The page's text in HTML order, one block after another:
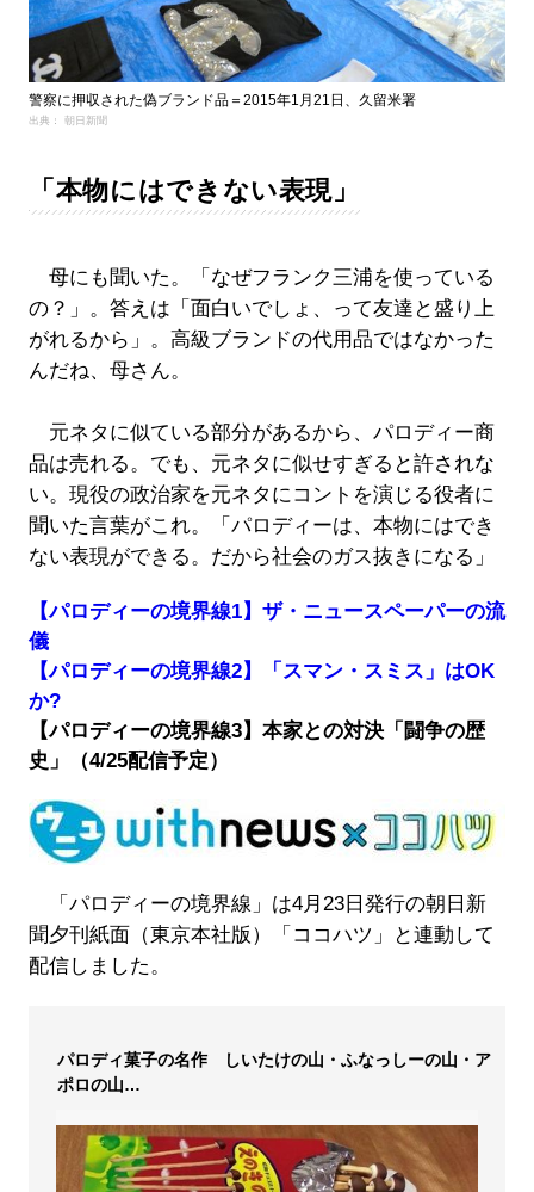
警察に押収された偽ブランド品＝2015年1月21日、久留米署
出典： 朝日新聞
「本物にはできない表現」
母にも聞いた。「なぜフランク三浦を使っている
の？」。答えは「面白いでしょ、って友達と盛り上
がれるから」。高級ブランドの代用品ではなかった
んだね、母さん。
元ネタに似ている部分があるから、パロディー商
品は売れる。でも、元ネタに似せすぎると許されな
い。現役の政治家を元ネタにコントを演じる役者に
聞いた言葉がこれ。「パロディーは、本物にはでき
ない表現ができる。だから社会のガス抜きになる」
【パロディーの境界線1】ザ・ニュースペーパーの流
儀
【パロディーの境界線2】「スマン・スミス」はOK
か?
【パロディーの境界線3】本家との対決「闘争の歴
史」（4/25配信予定）
「パロディーの境界線」は4月23日発行の朝日新
聞夕刊紙面（東京本社版）「ココハツ」と連動して
配信しました。
パロディ菓子の名作 しいたけの山・ふなっしーの山・ア
ポロの山…